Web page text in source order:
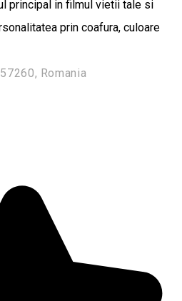
principal in filmul vietii tale si
prin coafura, culoare
Romania